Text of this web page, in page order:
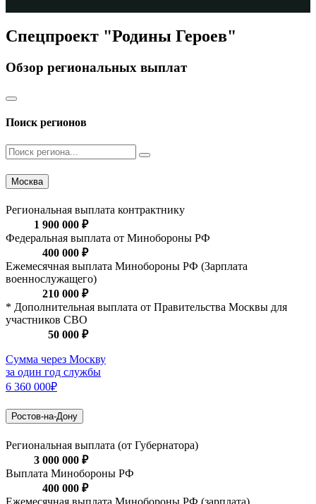
Спецпроект "Родины Героев"
Обзор региональных выплат
Поиск регионов
Москва
Региональная выплата контрактнику
1 900 000 ₽
Федеральная выплата от Минобороны РФ
400 000 ₽
Ежемесячная выплата Минобороны РФ (Зарплата
военнослужащего)
210 000 ₽
* Дополнительная выплата от Правительства Москвы для
участников СВО
50 000 ₽
Сумма через Москву
за один год службы
6 360 000₽
Ростов-на-Дону
Региональная выплата (от Губернатора)
3 000 000 ₽
Выплата Минобороны РФ
400 000 ₽
Ежемесячная выплата Минобороны РФ (зарплата)